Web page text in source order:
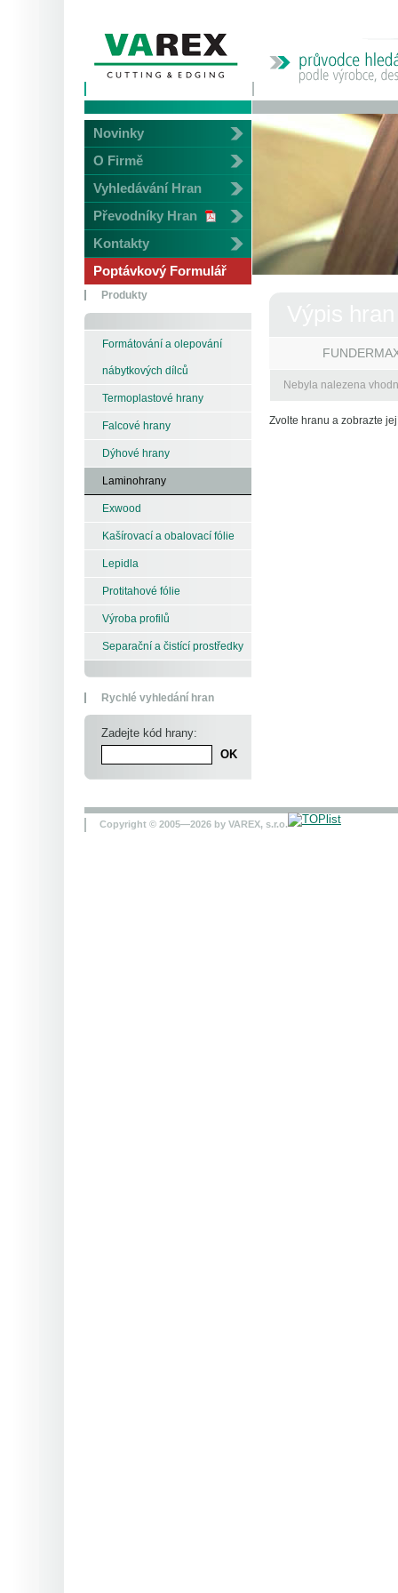
Novinky
O Firmě
Vyhledávání Hran
Převodníky Hran
Kontakty
Poptávkový Formulář
Produkty
Formátování a olepování
nábytkových dílců
Termoplastové hrany
Falcové hrany
Dýhové hrany
Laminohrany
Exwood
Kašírovací a obalovací fólie
Lepidla
Protitahové fólie
Výroba profilů
Separační a čistící prostředky
Rychlé vyhledání hran
Zadejte kód hrany:
Nebyla nalezena
Zvolte hranu a zobrazte
Copyright © 2005—2026 by VAREX, s.r.o.